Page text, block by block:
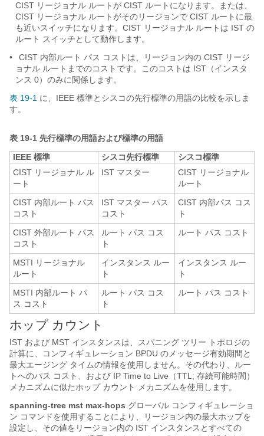
CIST リージョナル ルートが CIST ルートになります。または、
CIST リージョナル ルートがそのリージョンで CIST ルートに最
も近いスイッチになります。CIST リージョナル ルートは IST の
ルート スイッチとして動作します。
•
CIST 内部ルート パス コストは、リージョン内の CIST リージ
ョナル ルートまでのコストです。このコストは IST（インスタ
ンス 0）のみに関係します。
表 19-1 に、IEEE 標準とシスコの先行標準の用語の比較を示しま
す。
表 19-1 先行標準の用語および標準の用語
IEEE 標準
シスコ先行標準
シスコ標準
CIST リージョナル ル
ート
IST マスター
CIST リージョナル
ルート
CIST 内部ルート パス
コスト
IST マスター パス
コスト
CIST 内部パス コス
ト
CIST 外部ルート パス
コスト
ルート パス コス
ト
ルート パス コスト
MSTI リージョナル
ルート
インスタンス ルー
ト
インスタンス ルー
ト
MSTI 内部ルート パ
ス コスト
ルート パス コス
ト
ルート パス コスト
ホップ カウント
IST および MST インスタンスは、スパニング ツリー トポロジの
計算に、コンフィギュレーション BPDU のメッセージ有効期間と
最大エージング タイムの情報を使用しません。その代わり、ルー
トへのパス コスト、および IP Time to Live（TTL; 存続可能時間）
メカニズムに似たホップ カウント メカニズムを使用します。
spanning-tree mst max-hops グローバル コンフィギュレーショ
ン コマンドを使用することにより、リージョン内の最大ホップを
設定し、その値をリージョン内の IST インスタンスとすべての